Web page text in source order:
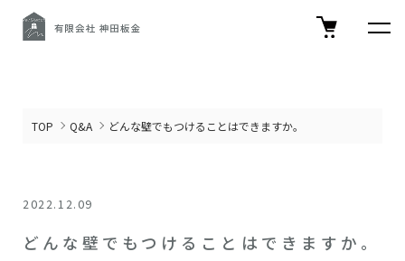
TOP Q&A どんな壁でもつけることはできますか。
2022.12.09
どんな壁でもつけることはできますか。